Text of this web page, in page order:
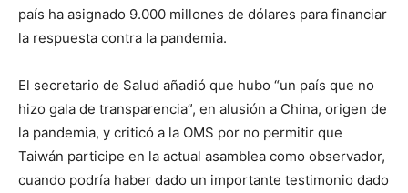
país ha asignado 9.000 millones de dólares para financiar
la respuesta contra la pandemia.
El secretario de Salud añadió que hubo “un país que no
hizo gala de transparencia”, en alusión a China, origen de
la pandemia, y criticó a la OMS por no permitir que
Taiwán participe en la actual asamblea como observador,
cuando podría haber dado un importante testimonio dado